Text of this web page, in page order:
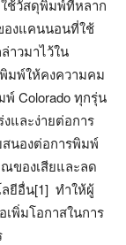
ช้วัสดุพิมพ์ที่หลาก
องแคนนอนที่ใช้
าวมาไว้ใน
มพ์ให้คงความคม
Colorado ทุกรุ่น
และง่ายต่อการ
นองต่อการพิมพ์
ของเสียและลด
ลยีอื่น[1] ทำให้ผู้
เพิ่มโอกาสในการ